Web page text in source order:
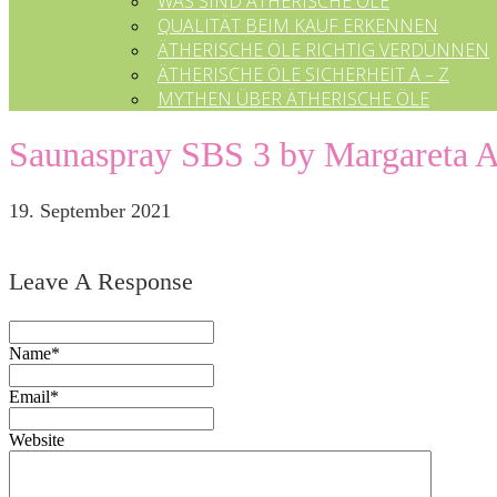
QUALITÄT BEIM KAUF ERKENNEN
ÄTHERISCHE ÖLE RICHTIG VERDÜNNEN
ÄTHERISCHE ÖLE SICHERHEIT A – Z
MYTHEN ÜBER ÄTHERISCHE ÖLE
Saunaspray SBS 3 by Margareta
19. September 2021
Leave A Response
Name*
Email*
Website